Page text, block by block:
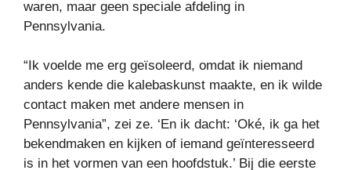
waren, maar geen speciale afdeling in
Pennsylvania.
“Ik voelde me erg geïsoleerd, omdat ik niemand
anders kende die kalebaskunst maakte, en ik wilde
contact maken met andere mensen in
Pennsylvania”, zei ze. ‘En ik dacht: ‘Oké, ik ga het
bekendmaken en kijken of iemand geïnteresseerd
is in het vormen van een hoofdstuk.’ Bij die eerste